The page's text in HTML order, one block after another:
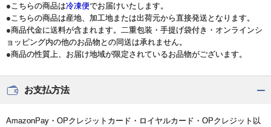
●こちらの商品は冷凍便でお届けいたします。
●こちらの商品は産地、加工地または出荷元から直接発送となります。
●商品代金に送料が含まれます。二重包装・手提げ袋付き・オンラインシ
ョッピング内の他のお品物との同送は承れません。
●商品の性質上、お届け地域が限定されているお品物がございます。
お支払方法
AmazonPay・OPクレジットカード・ロイヤルカード・OPクレジット以